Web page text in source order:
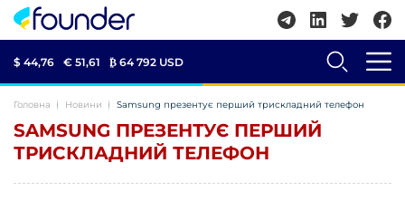
$ 44,76 € 51,61 ₿ 64 792 USD
Головна Новини Samsung презентує перший трискладний телефон
SAMSUNG ПРЕЗЕНТУЄ ПЕРШИЙ
ТРИСКЛАДНИЙ ТЕЛЕФОН